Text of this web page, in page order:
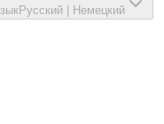
Русский Немецкий